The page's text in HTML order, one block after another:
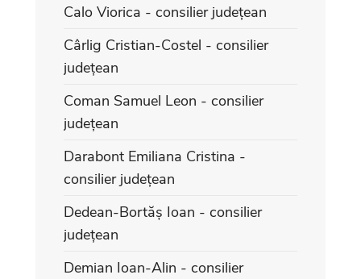
Calo Viorica - consilier județean
Cârlig Cristian-Costel - consilier
județean
Coman Samuel Leon - consilier
județean
Darabont Emiliana Cristina -
consilier județean
Dedean-Bortăș Ioan - consilier
județean
Demian Ioan-Alin - consilier